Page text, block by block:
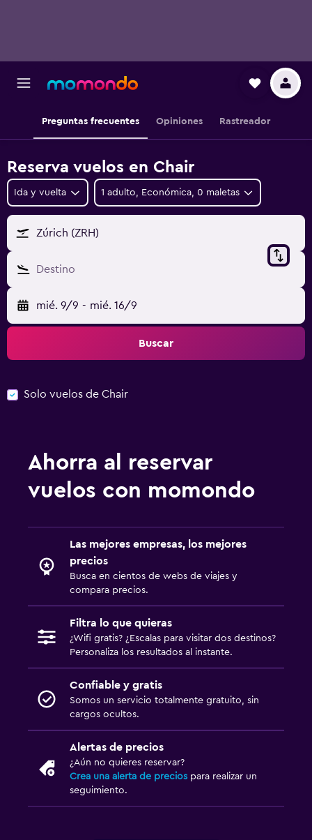
Preguntas frecuentes Opiniones Rastreador
Reserva vuelos en Chair
Ida y vuelta 1 adulto, Económica, 0 maletas
Zúrich (ZRH)
Destino
mié. 9/9 - mié. 16/9
Buscar
Solo vuelos de Chair
Ahorra al reservar
vuelos con momondo
Las mejores empresas, los mejores
precios
Busca en cientos de webs de viajes y
compara precios.
Filtra lo que quieras
¿Wifi gratis? ¿Escalas para visitar dos destinos?
Personaliza los resultados al instante.
Confiable y gratis
Somos un servicio totalmente gratuito, sin
cargos ocultos.
Alertas de precios
¿Aún no quieres reservar?
Crea una alerta de precios para realizar un
seguimiento.